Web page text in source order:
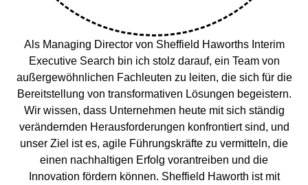
Als Managing Director von Sheffield Haworths Interim
Executive Search bin ich stolz darauf, ein Team von
außergewöhnlichen Fachleuten zu leiten, die sich für die
Bereitstellung von transformativen Lösungen begeistern.
Wir wissen, dass Unternehmen heute mit sich ständig
verändernden Herausforderungen konfrontiert sind, und
unser Ziel ist es, agile Führungskräfte zu vermitteln, die
einen nachhaltigen Erfolg vorantreiben und die
Innovation fördern können. Sheffield Haworth ist mit